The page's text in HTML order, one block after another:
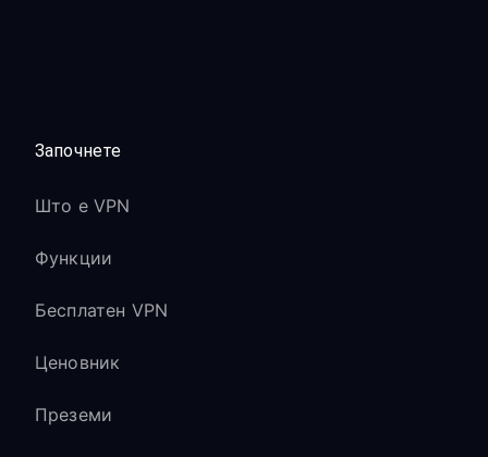
Започнете
Што е VPN
Функции
Бесплатен VPN
Ценовник
Преземи